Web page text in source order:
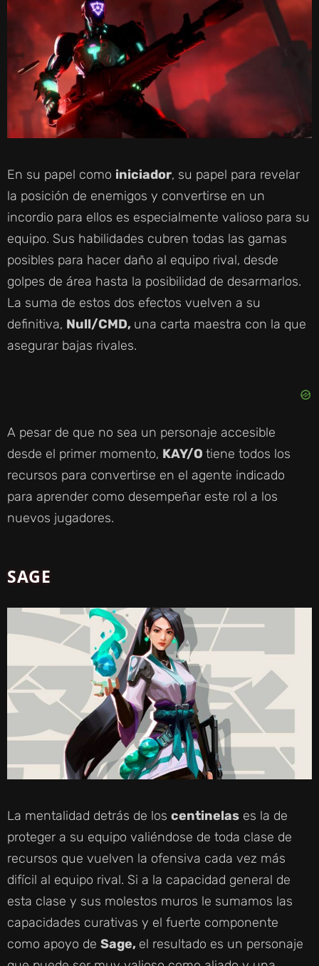
D
E
O
En su papel como iniciador, su papel para revelar
la posición de enemigos y convertirse en un
incordio para ellos es especialmente valioso para su
equipo. Sus habilidades cubren todas las gamas
posibles para hacer daño al equipo rival, desde
golpes de área hasta la posibilidad de desarmarlos.
La suma de estos dos efectos vuelven a su
definitiva, Null/CMD, una carta maestra con la que
asegurar bajas rivales.
A pesar de que no sea un personaje accesible
desde el primer momento, KAY/O tiene todos los
recursos para convertirse en el agente indicado
para aprender como desempeñar este rol a los
nuevos jugadores.
SAGE
La mentalidad detrás de los centinelas es la de
proteger a su equipo valiéndose de toda clase de
recursos que vuelven la ofensiva cada vez más
difícil al equipo rival. Si a la capacidad general de
esta clase y sus molestos muros le sumamos las
capacidades curativas y el fuerte componente
como apoyo de Sage, el resultado es un personaje